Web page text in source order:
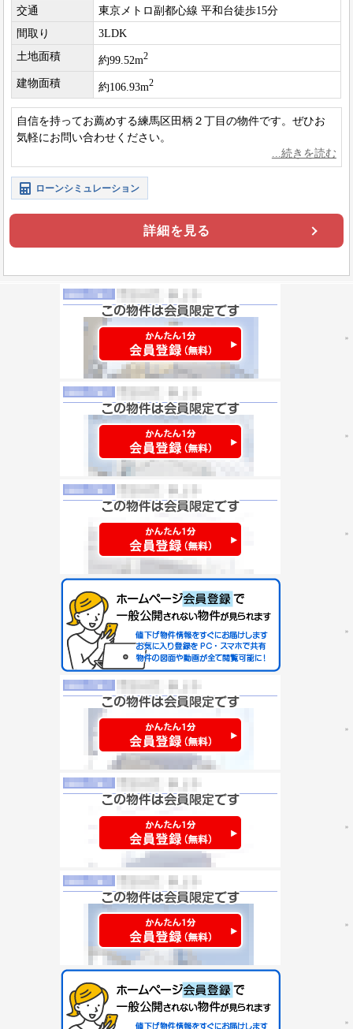
交通
東京メトロ副都心線 平和台徒歩15分
間取り
3LDK
土地面積
約99.52m2
建物面積 約106.93m2
自信を持ってお薦めする練馬区田柄２丁目の物件です。ぜひお
気軽にお問い合わせください。
ローンシミュレーション
詳細を見る